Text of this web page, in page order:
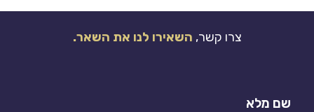
צרו קשר, השאירו לנו את השאר.
שם מלא